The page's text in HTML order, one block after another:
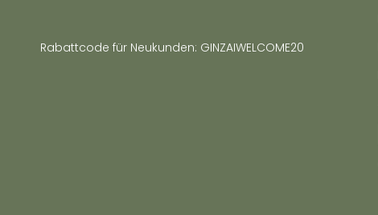
Rabattcode für Neukunden: GINZAIWELCOME20